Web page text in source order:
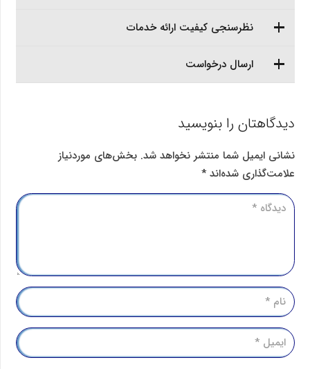
نظرسنجی کیفیت ارائه خدمات
ارسال درخواست
دیدگاهتان را بنویسید
نشانی ایمیل شما منتشر نخواهد شد. بخش‌های موردنیاز
علامت‌گذاری شده‌اند*